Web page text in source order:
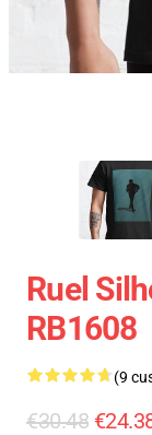
Ruel
RB1608
(9
€30.48